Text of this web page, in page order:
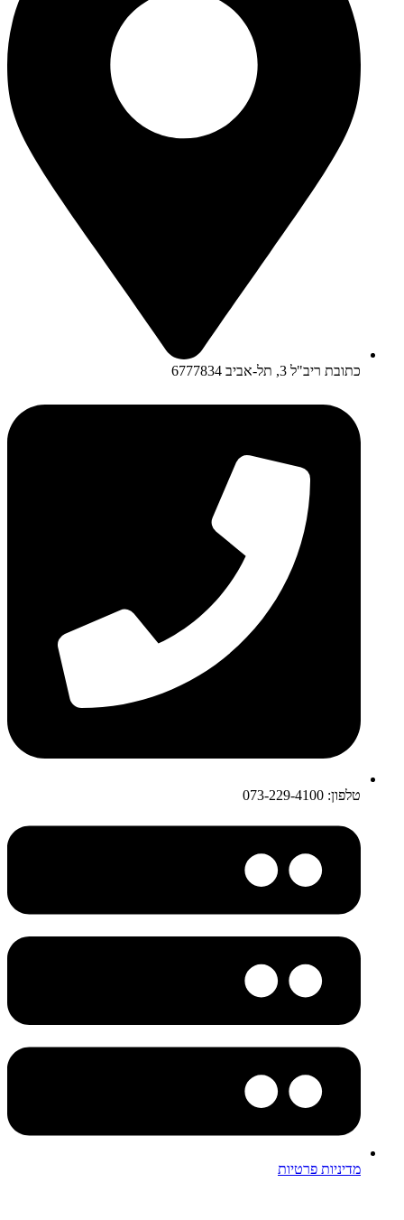
כתובת ריב"ל 3, תל-אביב 6777834
טלפון: 073-229-4100
מדיניות פרטיות